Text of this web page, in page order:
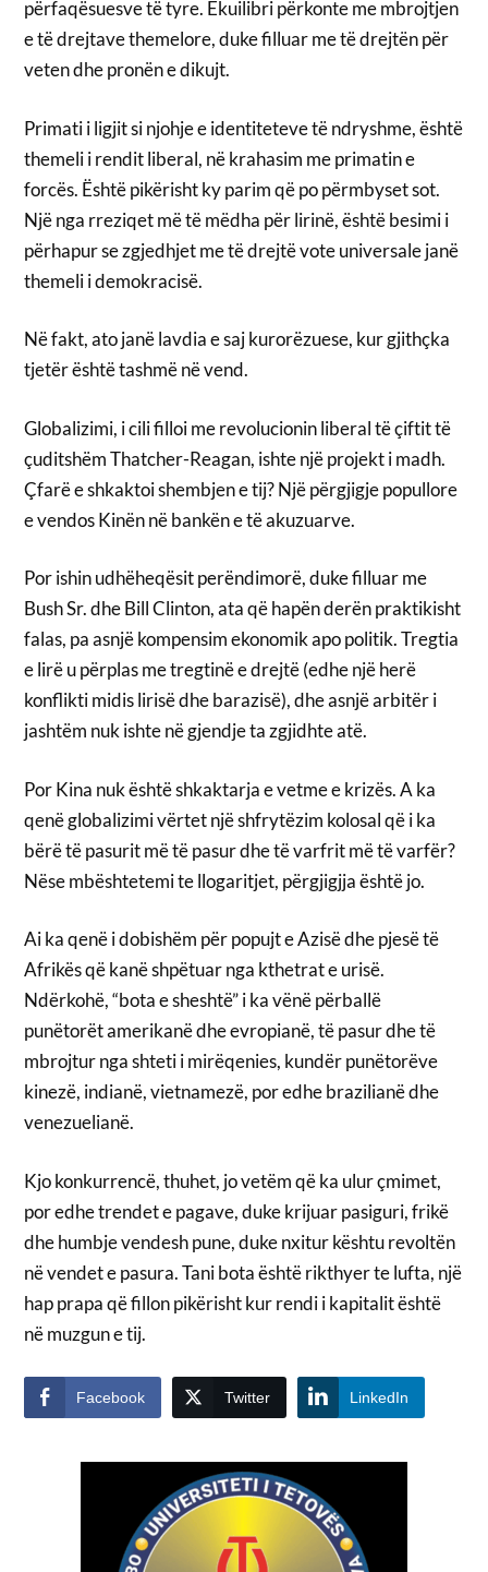
përfaqësuesve të tyre. Ekuilibri përkonte me mbrojtjen
e të drejtave themelore, duke filluar me të drejtën për
veten dhe pronën e dikujt.
Primati i ligjit si njohje e identiteteve të ndryshme, është
themeli i rendit liberal, në krahasim me primatin e
forcës. Është pikërisht ky parim që po përmbyset sot.
Një nga rreziqet më të mëdha për lirinë, është besimi i
përhapur se zgjedhjet me të drejtë vote universale janë
themeli i demokracisë.
Në fakt, ato janë lavdia e saj kurorëzuese, kur gjithçka
tjetër është tashmë në vend.
Globalizimi, i cili filloi me revolucionin liberal të çiftit të
çuditshëm Thatcher-Reagan, ishte një projekt i madh.
Çfarë e shkaktoi shembjen e tij? Një përgjigje popullore
e vendos Kinën në bankën e të akuzuarve.
Por ishin udhëheqësit perëndimorë, duke filluar me
Bush Sr. dhe Bill Clinton, ata që hapën derën praktikisht
falas, pa asnjë kompensim ekonomik apo politik. Tregtia
e lirë u përplas me tregtinë e drejtë (edhe një herë
konflikti midis lirisë dhe barazisë), dhe asnjë arbitër i
jashtëm nuk ishte në gjendje ta zgjidhte atë.
Por Kina nuk është shkaktarja e vetme e krizës. A ka
qenë globalizimi vërtet një shfrytëzim kolosal që i ka
bërë të pasurit më të pasur dhe të varfrit më të varfër?
Nëse mbështetemi te llogaritjet, përgjigjja është jo.
Ai ka qenë i dobishëm për popujt e Azisë dhe pjesë të
Afrikës që kanë shpëtuar nga kthetrat e urisë.
Ndërkohë, “bota e sheshtë” i ka vënë përballë
punëtorët amerikanë dhe evropianë, të pasur dhe të
mbrojtur nga shteti i mirëqenies, kundër punëtorëve
kinezë, indianë, vietnamezë, por edhe brazilianë dhe
venezuelianë.
Kjo konkurrencë, thuhet, jo vetëm që ka ulur çmimet,
por edhe trendet e pagave, duke krijuar pasiguri, frikë
dhe humbje vendesh pune, duke nxitur kështu revoltën
në vendet e pasura. Tani bota është rikthyer te lufta, një
hap prapa që fillon pikërisht kur rendi i kapitalit është
në muzgun e tij.
Facebook Twitter LinkedIn